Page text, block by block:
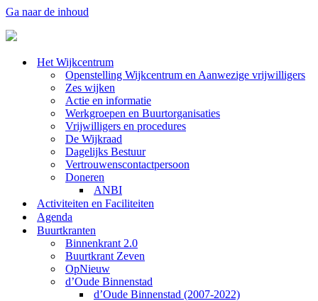
Ga naar de inhoud
Het Wijkcentrum
Openstelling Wijkcentrum en Aanwezige vrijwilligers
Zes wijken
Actie en informatie
Werkgroepen en Buurtorganisaties
Vrijwilligers en procedures
De Wijkraad
Dagelijks Bestuur
Vertrouwenscontactpersoon
Doneren
ANBI
Activiteiten en Faciliteiten
Agenda
Buurtkranten
Binnenkrant 2.0
Buurtkrant Zeven
OpNieuw
d’Oude Binnenstad
d’Oude Binnenstad (2007-2022)